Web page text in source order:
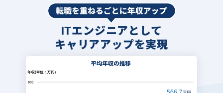
ITエンジニアとして
キャリアアップを実現